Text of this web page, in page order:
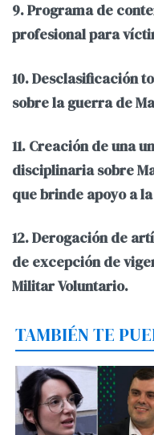
9. Programa de
profesional para
10. Desclasificación
sobre la guerra de
11. Creación de una
disciplinaria sobre
que brinde apoyo a
12. Derogación de
de excepción de
Militar Voluntario.
TAMBIÉN TE